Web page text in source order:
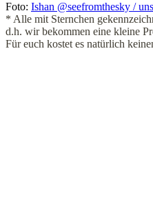
Foto: Ishan @seefromthesky /
* Alle mit Sternchen
d.h. wir bekommen eine kleine
Für euch kostet es natürlich